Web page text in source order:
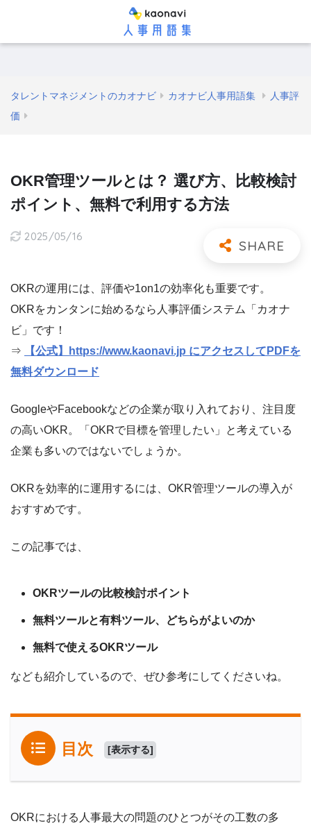
タレントマネジメントのカオナビ カオナビ人事用語集
人事評
価
OKR管理ツールとは？ 選び方、比較検討
ポイント、無料で利用する方法
2025/05/16
OKRの運用には、評価や1on1の効率化も重要です。
OKRをカンタンに始めるなら人事評価システム「カオナ
ビ」です！
⇒
【公式】https://www.kaonavi.jp にアクセスしてPDFを
無料ダウンロード
GoogleやFacebookなどの企業が取り入れており、注目度
の高いOKR。「OKRで目標を管理したい」と考えている
企業も多いのではないでしょうか。
OKRを効率的に運用するには、OKR管理ツールの導入が
おすすめです。
この記事では、
OKRツールの比較検討ポイント
無料ツールと有料ツール、どちらがよいのか
無料で使えるOKRツール
なども紹介しているので、ぜひ参考にしてくださいね。
目次 [表示する]
OKRにおける人事最大の問題のひとつがその工数の多